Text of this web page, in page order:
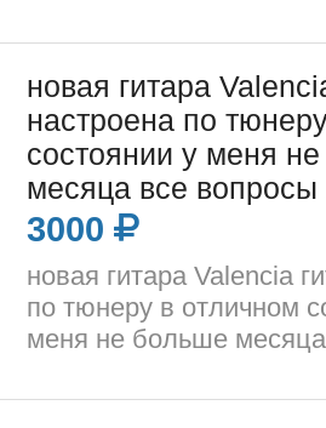
новая гитара
настроена по
состоянии у меня
месяца все вопросы
3000
новая гитара Valencia
по тюнеру в отличном
меня не больше